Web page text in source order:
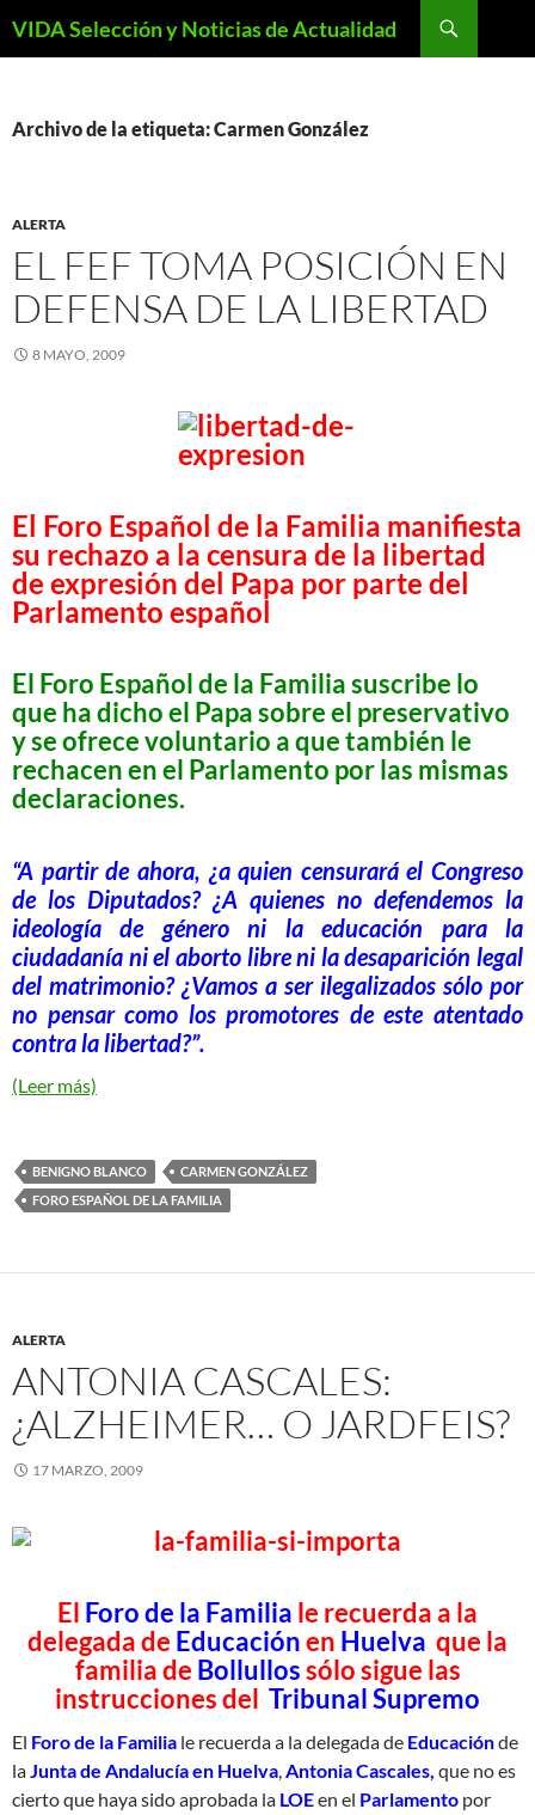
VIDA Selección y Noticias de Actualidad
Archivo de la etiqueta: Carmen González
ALERTA
EL FEF TOMA POSICIÓN EN
DEFENSA DE LA LIBERTAD
8 MAYO, 2009
El Foro Español de la Familia manifiesta
su rechazo a la censura de la libertad
de expresión del Papa por parte del
Parlamento español
El Foro Español de la Familia suscribe lo
que ha dicho el Papa sobre el preservativo
y se ofrece voluntario a que también le
rechacen en el Parlamento por las mismas
declaraciones.
“A partir de ahora, ¿a quien censurará el Congreso
de los Diputados? ¿A quienes no defendemos la
ideología de género ni la educación para la
ciudadanía ni el aborto libre ni la desaparición legal
del matrimonio? ¿Vamos a ser ilegalizados sólo por
no pensar como los promotores de este atentado
contra la libertad?”.
(Leer más)
BENIGNO BLANCO
CARMEN GONZÁLEZ
FORO ESPAÑOL DE LA FAMILIA
ALERTA
ANTONIA CASCALES:
¿ALZHEIMER… O JARDFEIS?
17 MARZO, 2009
El Foro de la Familia le recuerda a la
delegada de Educaciónen Huelva que la
familia de Bollullossólo sigue las
instrucciones del Tribunal Supremo
El Foro de la Familia le recuerda a la delegada de Educaciónde
laJunta de Andalucía en Huelva,Antonia Cascales, que no es
cierto que haya sido aprobada la LOEen el Parlamento por